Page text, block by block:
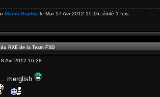
MamieSophie le Mar 17 Avr 2012 15:16, édité 1 fois.
RXE de la Team FSD
8 Avr 2012 16:28
merglish